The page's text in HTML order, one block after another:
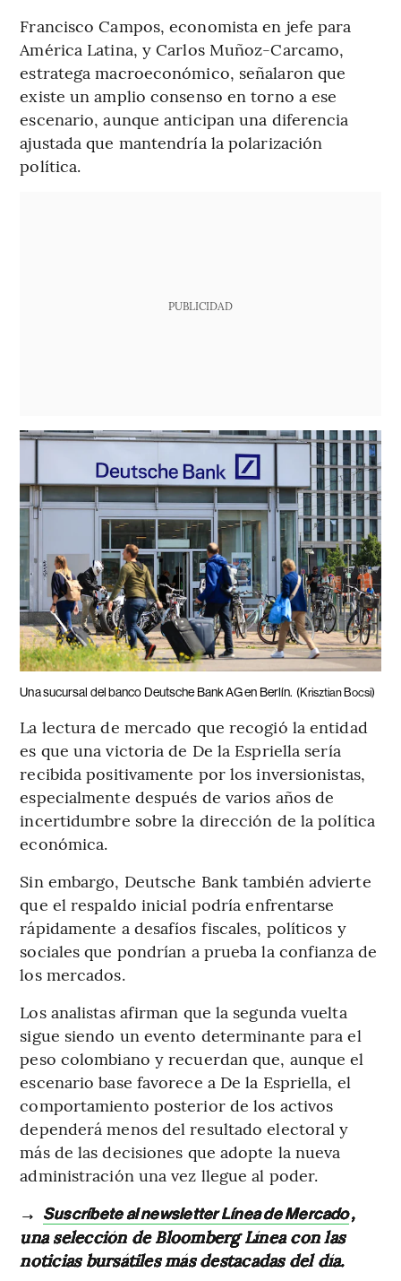
Francisco Campos, economista en jefe para
América Latina, y Carlos Muñoz-Carcamo,
estratega macroeconómico, señalaron que
existe un amplio consenso en torno a ese
escenario, aunque anticipan una diferencia
ajustada que mantendría la polarización
política.
PUBLICIDAD
Una sucursal del banco Deutsche Bank AG en Berlín. (Krisztian Bocsi)
La lectura de mercado que recogió la entidad
es que una victoria de De la Espriella sería
recibida positivamente por los inversionistas,
especialmente después de varios años de
incertidumbre sobre la dirección de la política
económica.
Sin embargo, Deutsche Bank también advierte
que el respaldo inicial podría enfrentarse
rápidamente a desafíos fiscales, políticos y
sociales que pondrían a prueba la confianza de
los mercados.
Los analistas afirman que la segunda vuelta
sigue siendo un evento determinante para el
peso colombiano y recuerdan que, aunque el
escenario base favorece a De la Espriella, el
comportamiento posterior de los activos
dependerá menos del resultado electoral y
más de las decisiones que adopte la nueva
administración una vez llegue al poder.
→ Suscríbete al newsletter Línea de Mercado,
una selección de Bloomberg Línea con las
noticias bursátiles más destacadas del día.